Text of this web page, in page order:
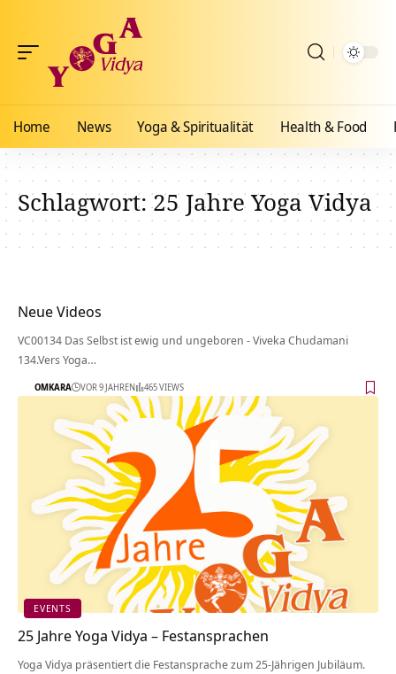
Home News Yoga & Spiritualität Health & Food
Schlagwort:25 Jahre Yoga Vidya
Neue Videos
VC00134 Das Selbst ist ewig und ungeboren - Viveka Chudamani
134.Vers Yoga…
OMKARA VOR 9 JAHREN 465 VIEWS
EVENTS
25 Jahre Yoga Vidya – Festansprachen
Yoga Vidya präsentiert die Festansprache zum 25-Jährigen Jubiläum.